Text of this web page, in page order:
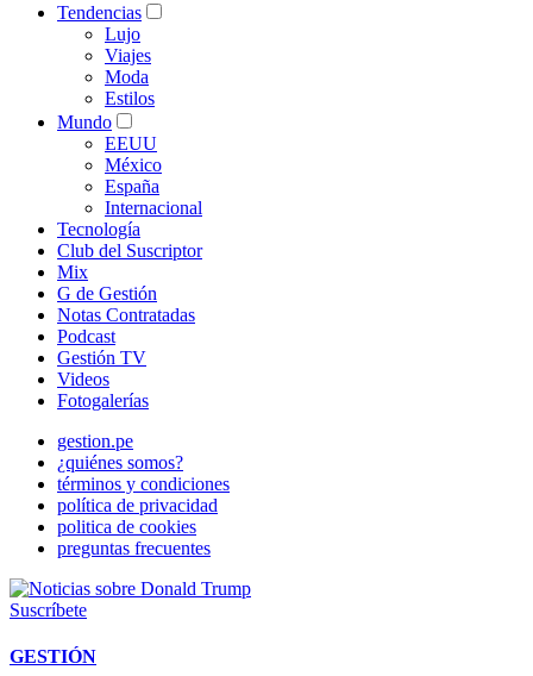
Tendencias
Lujo
Viajes
Moda
Estilos
Mundo
EEUU
México
España
Internacional
Tecnología
Club del Suscriptor
Mix
G de Gestión
Notas Contratadas
Podcast
Gestión TV
Videos
Fotogalerías
gestion.pe
¿quiénes somos?
términos y condiciones
política de privacidad
politica de cookies
preguntas frecuentes
Suscríbete
GESTIÓN